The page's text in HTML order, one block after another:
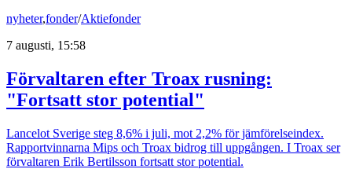
nyheter,fonder/Aktiefonder
7 augusti, 15:58
Förvaltaren efter Troax rusning:
"Fortsatt stor potential"
Lancelot Sverige steg 8,6% i juli, mot 2,2% för jämförelseindex.
Rapportvinnarna Mips och Troax bidrog till uppgången. I Troax ser
förvaltaren Erik Bertilsson fortsatt stor potential.